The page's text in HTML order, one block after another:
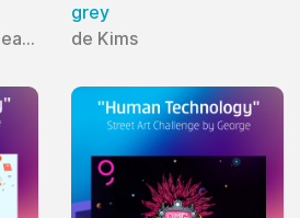
de Mitrea "Johnnyizdead" Ionut
grey
de Kims